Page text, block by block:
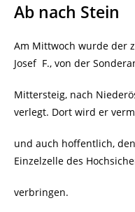
Ab nach Stein
Am Mittwoch wurde der
Josef F., von der
Mittersteig, nach
verlegt. Dort wird er
und auch hoffentlich,
Einzelzelle des
verbringen.